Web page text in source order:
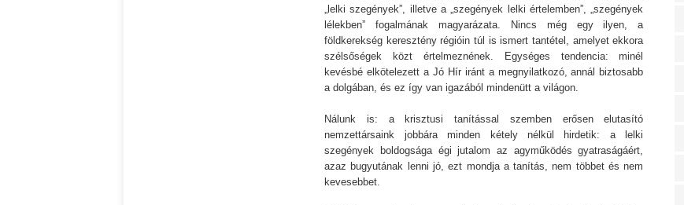
„lelki szegények”, illetve a „szegények lelki értelemben”, „szegények
lélekben” fogalmának magyarázata. Nincs még egy ilyen, a
földkerekség keresztény régióin túl is ismert tantétel, amelyet ekkora
szélsőségek közt értelmeznének. Egységes tendencia: minél
kevésbé elkötelezett a Jó Hír iránt a megnyilatkozó, annál biztosabb
a dolgában, és ez így van igazából mindenütt a világon.
Nálunk is: a krisztusi tanítással szemben erősen elutasító
nemzettársaink jobbára minden kétely nélkül hirdetik: a lelki
szegények boldogsága égi jutalom az agyműködés gyatraságáért,
azaz bugyutának lenni jó, ezt mondja a tanítás, nem többet és nem
kevesebbet.